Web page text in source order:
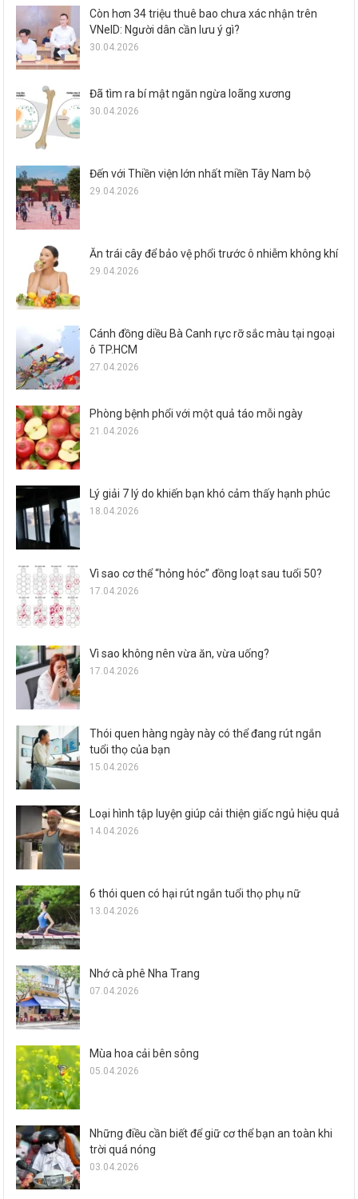
Còn hơn 34 triệu thuê bao chưa xác nhận trên
VNeID: Người dân cần lưu ý gì?
30.04.2026
Đã tìm ra bí mật ngăn ngừa loãng xương
30.04.2026
Đến với Thiền viện lớn nhất miền Tây Nam bộ
29.04.2026
Ăn trái cây để bảo vệ phổi trước ô nhiễm không khí
29.04.2026
Cánh đồng diều Bà Canh rực rỡ sắc màu tại ngoại
ô TP.HCM
27.04.2026
Phòng bệnh phổi với một quả táo mỗi ngày
21.04.2026
Lý giải 7 lý do khiến bạn khó cảm thấy hạnh phúc
18.04.2026
Vì sao cơ thể “hỏng hóc” đồng loạt sau tuổi 50?
17.04.2026
Vì sao không nên vừa ăn, vừa uống?
17.04.2026
Thói quen hàng ngày này có thể đang rút ngắn
tuổi thọ của bạn
15.04.2026
Loại hình tập luyện giúp cải thiện giấc ngủ hiệu quả
14.04.2026
6 thói quen có hại rút ngắn tuổi thọ phụ nữ
13.04.2026
Nhớ cà phê Nha Trang
07.04.2026
Mùa hoa cải bên sông
05.04.2026
Những điều cần biết để giữ cơ thể bạn an toàn khi
trời quá nóng
03.04.2026